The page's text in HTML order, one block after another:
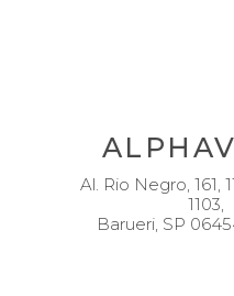
Al. Rio Negro, 161,
1103,
Barueri, SP